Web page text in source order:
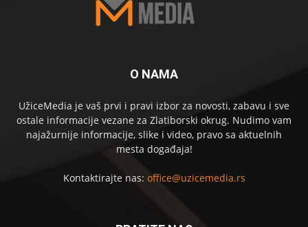
O NAMA
UžiceMedia je vaš prvi i pravi izbor za novosti, zabavu i sve
ostale informacije vezane za Zlatiborski okrug. Nudimo vam
najažurnije informacije, slike i video, pravo sa aktuelnih
mesta događaja!
Kontaktirajte nas: office@uzicemedia.rs